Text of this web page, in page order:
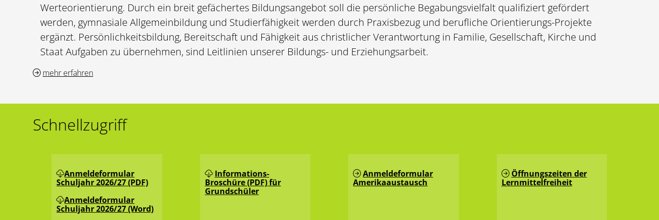
Werteorientierung. Durch ein breit gefächertes Bildungsangebot soll die persönliche Begabungsvielfalt qualifiziert gefördert
werden, gymnasiale Allgemeinbildung und Studierfähigkeit werden durch Praxisbezug und berufliche Orientierungs-Projekte
ergänzt. Persönlichkeitsbildung, Bereitschaft und Fähigkeit aus christlicher Verantwortung in Familie, Gesellschaft, Kirche und
Staat Aufgaben zu übernehmen, sind Leitlinien unserer Bildungs- und Erziehungsarbeit.
mehr erfahren
Schnellzugriff
Anmeldeformular
Schuljahr 2026/27 (PDF)
Anmeldeformular
Schuljahr 2026/27 (Word)
Informations-
Broschüre (PDF) für
Grundschüler
Anmeldeformular
Amerikaaustausch
Öffnungszeiten der
Lernmittelfreiheit